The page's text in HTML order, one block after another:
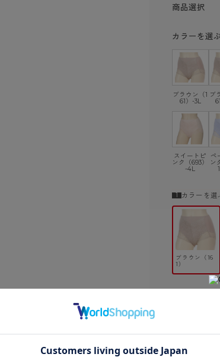
商品選択
カラーを選ぶ
ブラウン（1
61）-3L
ブ
スイートピ
ンク（693）
-4L
ペ
ン
カラーを選
ブラウン（16
1）